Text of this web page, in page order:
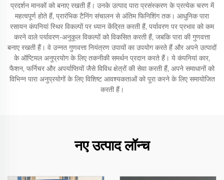
प्रदर्शन मानकों को बनाए रखती हैं। उनके उत्पाद पारा प्रसंस्करण के प्रत्येक चरण में
महत्वपूर्ण होते हैं, प्रारंभिक टैनिंग संचालन से अंतिम फिनिशिंग तक। आधुनिक पारा
रसायन कंपनियां स्थिर विकल्पों पर ध्यान केंद्रित करती हैं, पर्यावरण पर प्रभाव को कम
करने वाले पर्यावरण-अनुकूल विकल्पों को विकसित करती हैं, जबकि पारा की गुणवत्ता
बनाए रखती हैं। वे उन्नत गुणवत्ता नियंत्रण उपायों का उपयोग करते हैं और अपने उत्पादों
के ऑप्टिमल अनुप्रयोग के लिए तकनीकी समर्थन प्रदान करते हैं। ये कंपनियां कार,
फैशन, फर्निचर और अपर्याप्तियों जैसे विविध क्षेत्रों की सेवा करती हैं, अपने समाधानों को
विभिन्न पारा अनुप्रयोगों के लिए विशिष्ट आवश्यकताओं को पूरा करने के लिए समायोजित
करती हैं।
नए उत्पाद लॉन्च